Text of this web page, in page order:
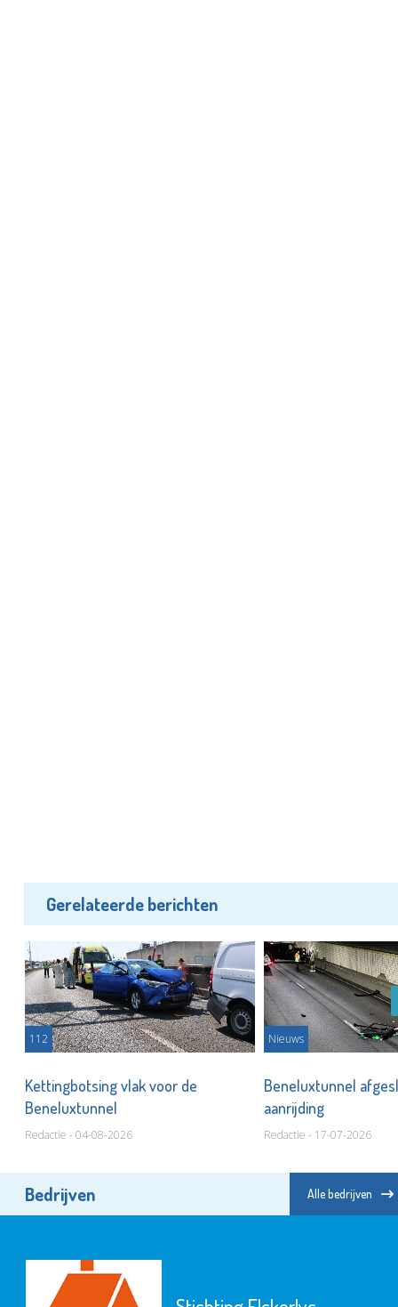
Gerelateerde berichten
112
Kettingbotsing vlak voor de
Beneluxtunnel
Redactie - 04-08-2026
Nieuws
Beneluxtunnel
aanrijding
Redactie - 17-07-2026
Bedrijven Alle bedrijven